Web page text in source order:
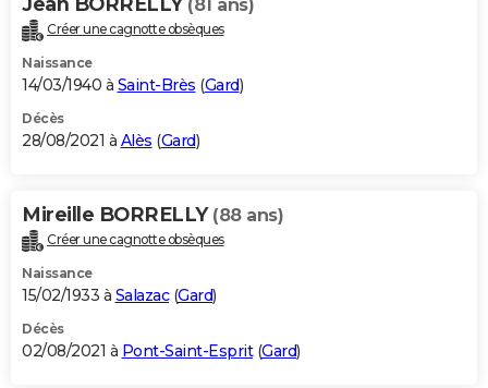
(81 ans)
Créer une cagnotte obsèques
Naissance
14/03/1940 à Saint-Brès (Gard)
Décès
28/08/2021 à Alès (Gard)
Mireille BORRELLY (88 ans)
Créer une cagnotte obsèques
Naissance
15/02/1933 à Salazac(Gard)
Décès
02/08/2021 à Pont-Saint-Esprit(Gard)